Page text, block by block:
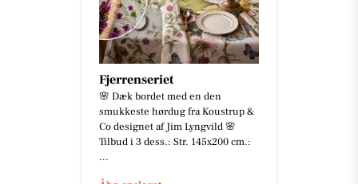
Byens optik
Vi har briller til enhver smag! 🙌 Vi
håndplukker selv alle vores stel og
solbriller og guider dig til at finde
den helt rigt...